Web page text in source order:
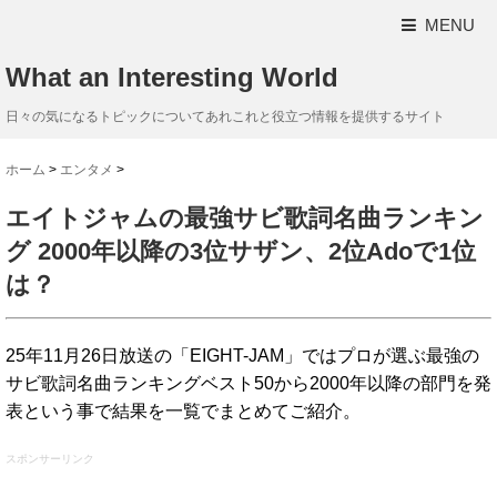
MENU
What an Interesting World
日々の気になるトピックについてあれこれと役立つ情報を提供するサイト
ホーム > エンタメ >
エイトジャムの最強サビ歌詞名曲ランキン
グ 2000年以降の3位サザン、2位Adoで1位
は？
25年11月26日放送の「EIGHT-JAM」ではプロが選ぶ最強の
サビ歌詞名曲ランキングベスト50から2000年以降の部門を発
表という事で結果を一覧でまとめてご紹介。
スポンサーリンク